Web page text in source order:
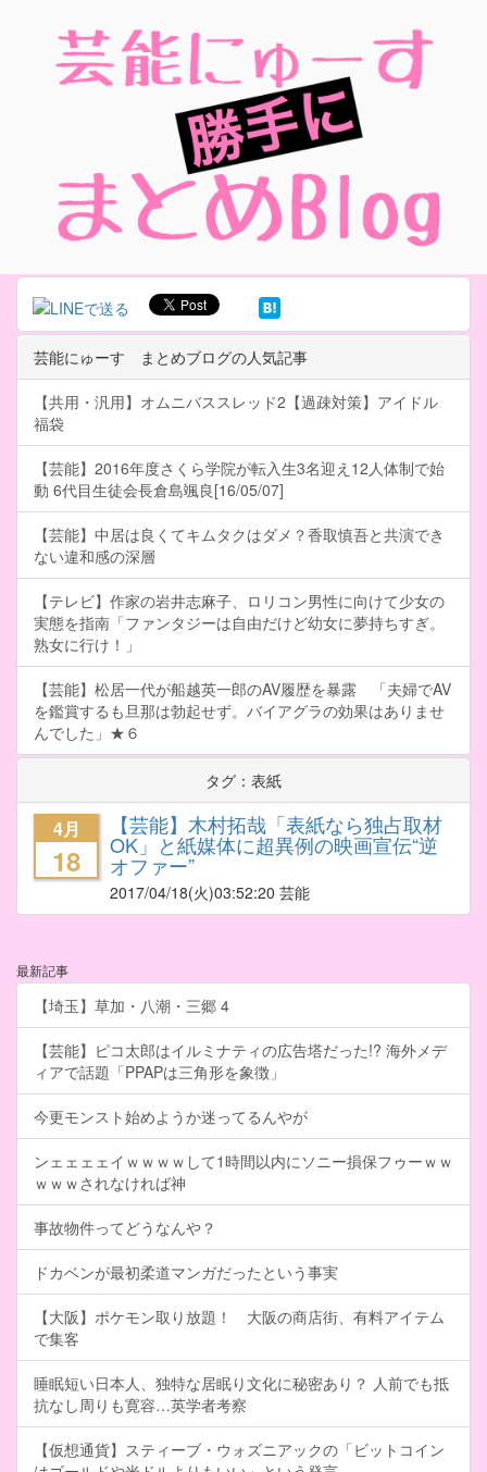
芸能にゅーす まとめブログの人気記事
【共用・汎用】オムニバススレッド2【過疎対策】アイドル
福袋
【芸能】2016年度さくら学院が転入生3名迎え12人体制で始
動 6代目生徒会長倉島颯良[16/05/07]
【芸能】中居は良くてキムタクはダメ？香取慎吾と共演でき
ない違和感の深層
【テレビ】作家の岩井志麻子、ロリコン男性に向けて少女の
実態を指南「ファンタジーは自由だけど幼女に夢持ちすぎ。
熟女に行け！」
【芸能】松居一代が船越英一郎のAV履歴を暴露 「夫婦でAV
を鑑賞するも旦那は勃起せず。バイアグラの効果はありませ
んでした」★６
タグ：表紙
4月
18
【芸能】木村拓哉「表紙なら独占取材
OK」と紙媒体に超異例の映画宣伝“逆
オファー”
2017/04/18(火)03:52:20 芸能
最新記事
【埼玉】草加・八潮・三郷 4
【芸能】ピコ太郎はイルミナティの広告塔だった!? 海外メデ
ィアで話題「PPAPは三角形を象徴」
今更モンスト始めようか迷ってるんやが
ンェェェェイｗｗｗｗして1時間以内にソニー損保フゥーｗｗ
ｗｗｗされなければ神
事故物件ってどうなんや？
ドカベンが最初柔道マンガだったという事実
【大阪】ポケモン取り放題！ 大阪の商店街、有料アイテム
で集客
睡眠短い日本人、独特な居眠り文化に秘密あり？ 人前でも抵
抗なし周りも寛容…英学者考察
【仮想通貨】スティーブ・ウォズニアックの「ビットコイン